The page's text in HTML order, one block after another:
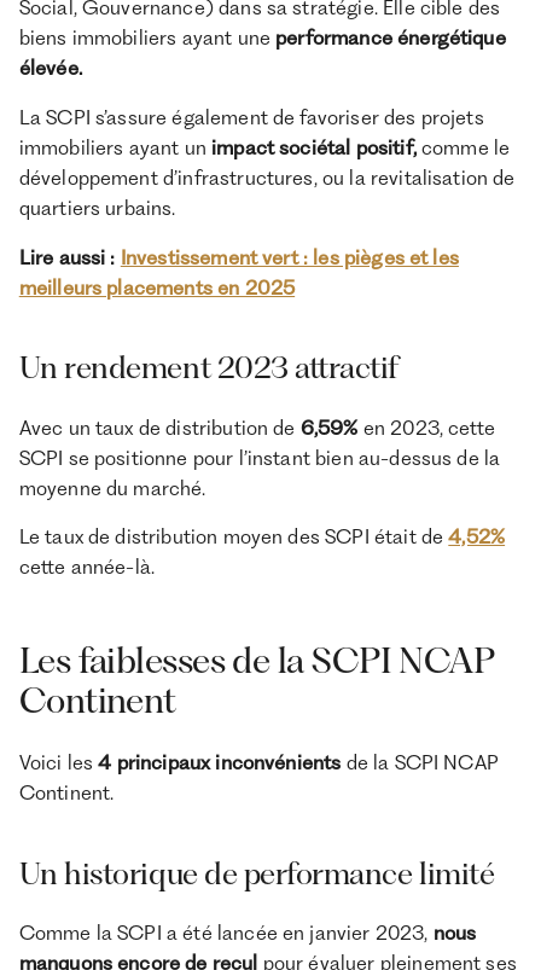
Social, Gouvernance) dans sa stratégie. Elle cible des
biens immobiliers ayant une performance énergétique
élevée.
La SCPI s’assure également de favoriser des projets
immobiliers ayant un impact sociétal positif,comme le
développement d’infrastructures, ou la revitalisation de
quartiers urbains.
Lire aussi : Investissement vert : les pièges et les
meilleurs placements en 2025
Un rendement 2023 attractif
Avec un taux de distribution de 6,59% en 2023, cette
SCPI se positionne pour l’instant bien au-dessus de la
moyenne du marché.
Le taux de distribution moyen des SCPI était de4,52%
cette année-là.
Les faiblesses de la SCPI NCAP
Continent
Voici les4 principaux inconvénients de la SCPI NCAP
Continent.
Un historique de performance limité
Comme la SCPI a été lancée en janvier 2023, nous
manquons encore de recul pour évaluer pleinement ses